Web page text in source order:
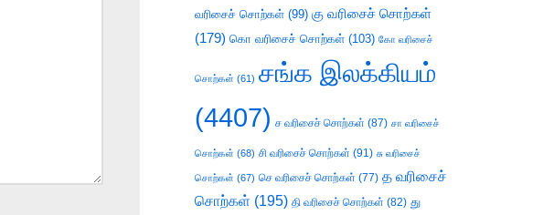
வரிசைச் சொற்கள் (99) கு வரிசைச் சொற்கள்
(179) கொ வரிசைச் சொற்கள் (103) கோ வரிசைச்
சொற்கள் (61) சங்க இலக்கியம்
(4407) ச வரிசைச் சொற்கள் (87) சா வரிசைச்
சொற்கள் (68) சி வரிசைச் சொற்கள் (91) சு வரிசைச்
சொற்கள் (67) செ வரிசைச் சொற்கள் (77) த வரிசைச்
சொற்கள் (195) தி வரிசைச் சொற்கள் (82) து